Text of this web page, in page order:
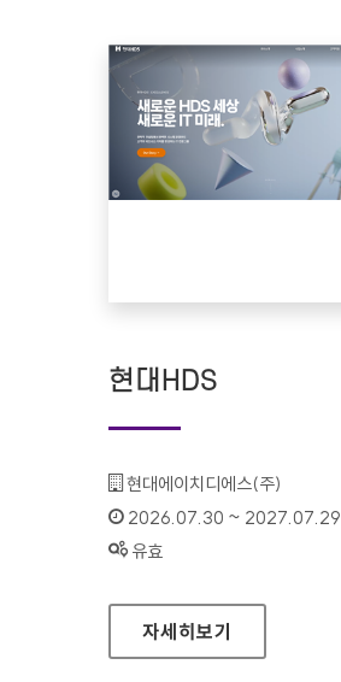
현대HDS
기관명 :
현대에이치디에스(주)
인증기간 :
2026.07.30 ~ 2027.07.29
상태 :
유효
현대HDS
자세히보기